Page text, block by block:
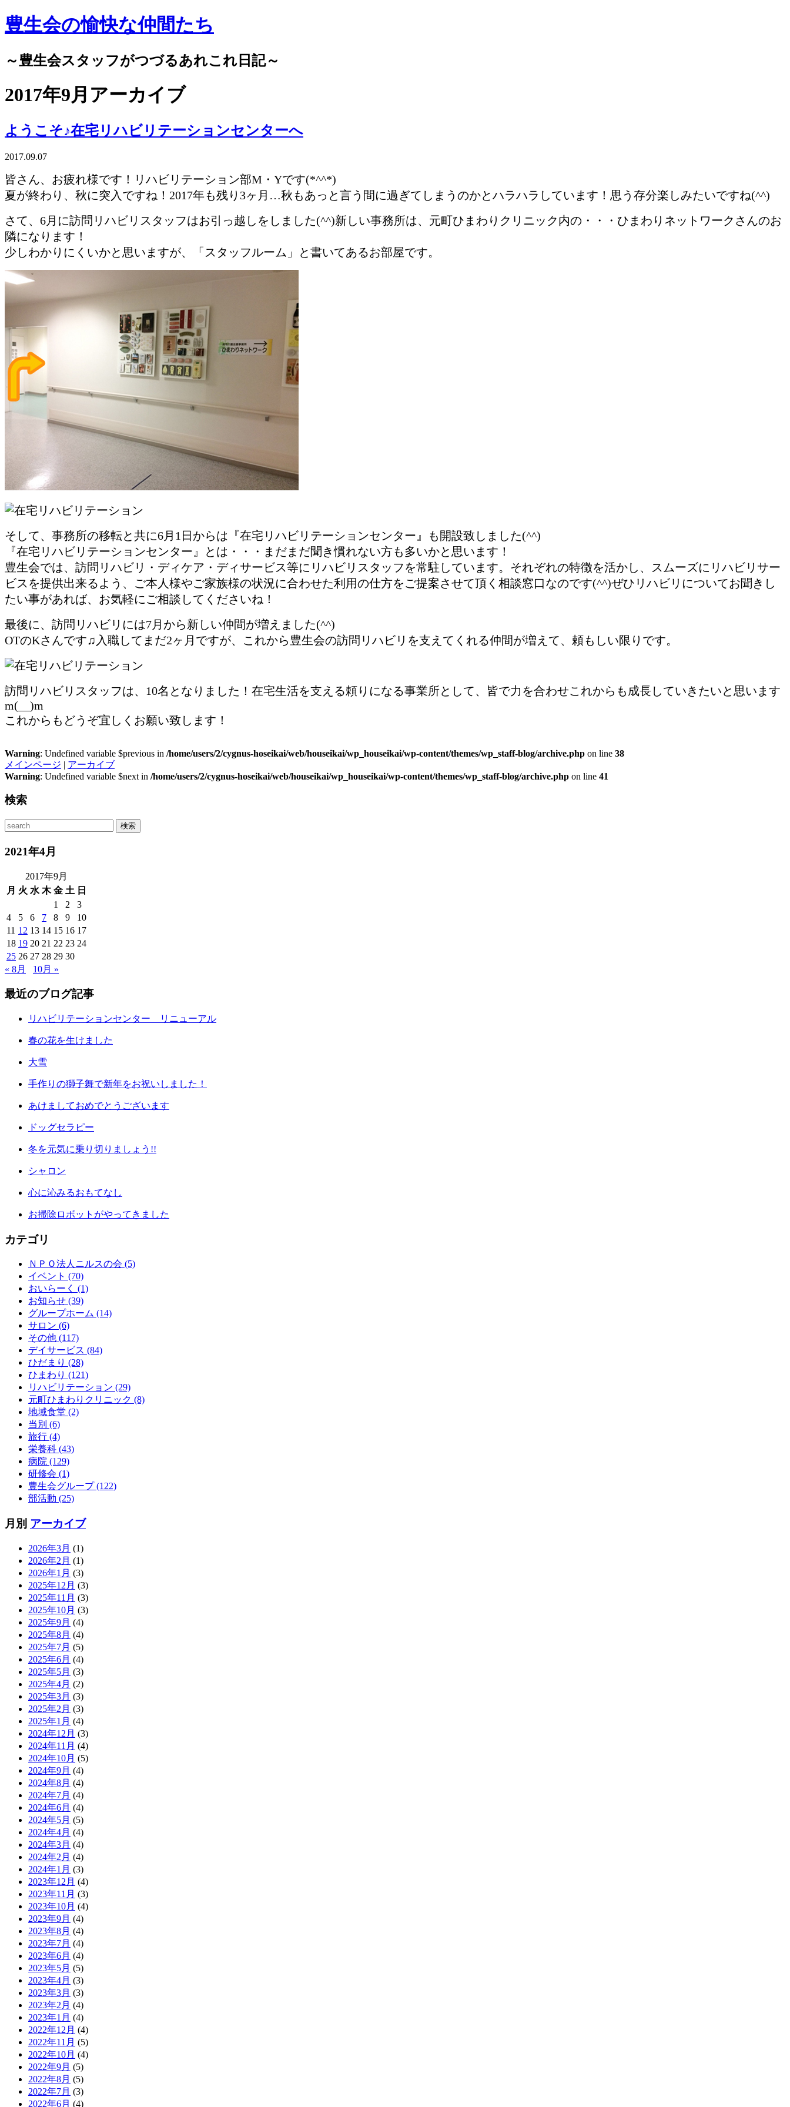
豊生会の愉快な仲間たち
～豊生会スタッフがつづるあれこれ日記～
2017年9月アーカイブ
ようこそ♪在宅リハビリテーションセンターへ
2017.09.07
皆さん、お疲れ様です！リハビリテーション部M・Yです(*^^*)
夏が終わり、秋に突入ですね！2017年も残り3ヶ月…秋もあっと言う間に過ぎてしまうのかとハラハラしています！思う存分楽しみたいですね(^^)
さて、6月に訪問リハビリスタッフはお引っ越しをしました(^^)新しい事務所は、元町ひまわりクリニック内の・・・ひまわりネットワークさんのお
隣になります！
少しわかりにくいかと思いますが、「スタッフルーム」と書いてあるお部屋です。
そして、事務所の移転と共に6月1日からは『在宅リハビリテーションセンター』も開設致しました(^^)
『在宅リハビリテーションセンター』とは・・・まだまだ聞き慣れない方も多いかと思います！
豊生会では、訪問リハビリ・ディケア・ディサービス等にリハビリスタッフを常駐しています。それぞれの特徴を活かし、スムーズにリハビリサー
ビスを提供出来るよう、ご本人様やご家族様の状況に合わせた利用の仕方をご提案させて頂く相談窓口なのです(^^)ぜひリハビリについてお聞きし
たい事があれば、お気軽にご相談してくださいね！
最後に、訪問リハビリには7月から新しい仲間が増えました(^^)
OTのKさんです♫入職してまだ2ヶ月ですが、これから豊生会の訪問リハビリを支えてくれる仲間が増えて、頼もしい限りです。
訪問リハビリスタッフは、10名となりました！在宅生活を支える頼りになる事業所として、皆で力を合わせこれからも成長していきたいと思います
m(__)m
これからもどうぞ宜しくお願い致します！
Warning: Undefined variable $previous in /home/users/2/cygnus-hoseikai/web/houseikai/wp_houseikai/wp-content/themes/wp_staff-blog/archive.php on line 38
メインページ | アーカイブ
Warning: Undefined variable $next in /home/users/2/cygnus-hoseikai/web/houseikai/wp_houseikai/wp-content/themes/wp_staff-blog/archive.php on line 41
検索
2021年4月
2017年9月
月 火 水 木 金 土 日
1
2
3
4
5 6 7 8 9
10
11 12 13 14 15 16 17
18 19 20 21 22 23 24
25 26 27 28 29 30
« 8月
10月 »
最近のブログ記事
リハビリテーションセンター リニューアル
春の花を生けました
大雪
手作りの獅子舞で新年をお祝いしました！
あけましておめでとうございます
ドッグセラピー
冬を元気に乗り切りましょう!!
シャロン
心に沁みるおもてなし
お掃除ロボットがやってきました
カテゴリ
ＮＰＯ法人ニルスの会 (5)
イベント (70)
おいらーく (1)
お知らせ (39)
グループホーム (14)
サロン (6)
その他 (117)
デイサービス (84)
ひだまり (28)
ひまわり (121)
リハビリテーション (29)
元町ひまわりクリニック (8)
地域食堂 (2)
当別 (6)
旅行 (4)
栄養科 (43)
病院 (129)
研修会 (1)
豊生会グループ (122)
部活動 (25)
月別 アーカイブ
2026年3月 (1)
2026年2月 (1)
2026年1月 (3)
2025年12月 (3)
2025年11月 (3)
2025年10月 (3)
2025年9月 (4)
2025年8月 (4)
2025年7月 (5)
2025年6月 (4)
2025年5月 (3)
2025年4月 (2)
2025年3月 (3)
2025年2月 (3)
2025年1月 (4)
2024年12月 (3)
2024年11月 (4)
2024年10月 (5)
2024年9月 (4)
2024年8月 (4)
2024年7月 (4)
2024年6月 (4)
2024年5月 (5)
2024年4月 (4)
2024年3月 (4)
2024年2月 (4)
2024年1月 (3)
2023年12月 (4)
2023年11月 (3)
2023年10月 (4)
2023年9月 (4)
2023年8月 (4)
2023年7月 (4)
2023年6月 (4)
2023年5月 (5)
2023年4月 (3)
2023年3月 (3)
2023年2月 (4)
2023年1月 (4)
2022年12月 (4)
2022年11月 (5)
2022年10月 (4)
2022年9月 (5)
2022年8月 (5)
2022年7月 (3)
2022年6月 (4)